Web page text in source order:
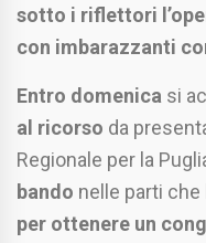
sotto i riflettori
con imbarazzanti
Entro domenica si
al ricorso da
Regionale per la
bando nelle parti
per ottenere un